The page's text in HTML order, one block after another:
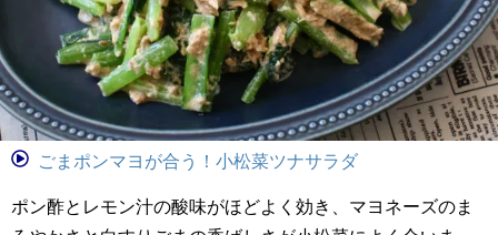
ごまポンマヨが合う！小松菜ツナサラダ
ポン酢とレモン汁の酸味がほどよく効き、マヨネーズのま